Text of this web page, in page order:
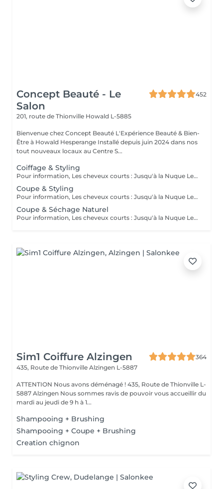
Concept Beauté - Le
Salon
452
201, route de Thionville Howald L-5885
Bienvenue chez Concept Beauté L'Expérience Beauté & Bien-
Être à Howald Hesperange Installé depuis juin 2024 dans nos
tout nouveaux locaux au Centre S...
Coiffage & Styling
Pour information, Les cheveux courts : Jusqu'à la Nuque Les cheveux mi-longs : Jusqu'à l'épaule Les cheveux longs : En dessous de l'épaule Un supplément sera demandé pour les cheveux très longs, (jusqu'au milieu du dos)
Coupe & Styling
Pour information, Les cheveux courts : Jusqu'à la Nuque Les cheveux mi-longs : Jusqu'à l'épaule Les cheveux longs : En dessous de l'épaule Un supplément sera demandé pour les cheveux très longs, (jusqu'au milieu du dos)
Coupe & Séchage Naturel
Pour information, Les cheveux courts : Jusqu'à la Nuque Les cheveux mi-longs : Jusqu'à l'épaule Les cheveux longs : En dessous de l'épaule Un supplément sera demandé pour les cheveux très long, (jusqu'au milieu du dos)
Sim1 Coiffure Alzingen
364
435, Route de Thionville Alzingen L-5887
ATTENTION Nous avons déménagé ! 435, Route de Thionville L-
5887 Alzingen Nous sommes ravis de pouvoir vous accueillir du
mardi au jeudi de 9 h à 1...
Shampooing + Brushing
Shampooing + Coupe + Brushing
Creation chignon